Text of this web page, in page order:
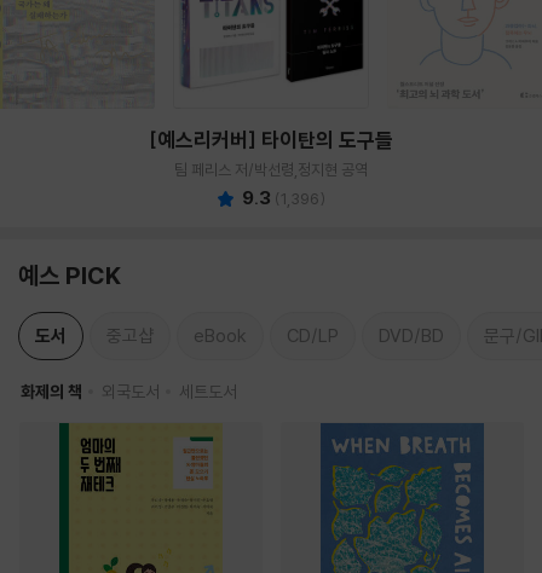
[예스리커버] 타이탄의 도구들
팀 페리스 저/박선령,정지현 공역
9.3 (1,396)
예스 PICK
도서 중고샵 eBook CD/LP DVD/BD 문구/
화제의 책 외국도서 세트도서